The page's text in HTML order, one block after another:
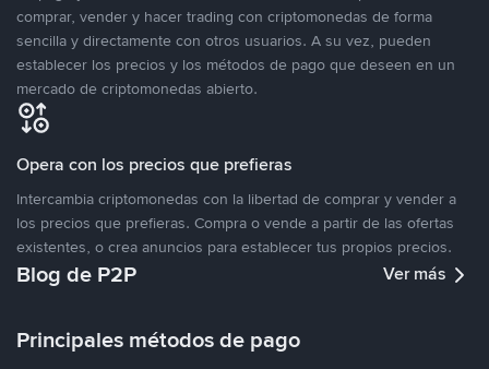
comprar, vender y hacer trading con criptomonedas de forma
sencilla y directamente con otros usuarios. A su vez, pueden
establecer los precios y los métodos de pago que deseen en un
mercado de criptomonedas abierto.
Opera con los precios que prefieras
Intercambia criptomonedas con la libertad de comprar y vender a
los precios que prefieras. Compra o vende a partir de las ofertas
existentes, o crea anuncios para establecer tus propios precios.
Blog de P2P Ver más
Principales métodos de pago